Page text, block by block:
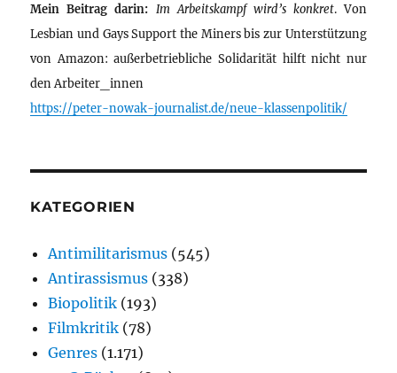
Mein Beitrag darin: Im Arbeitskampf wird’s konkret. Von
Lesbian und Gays Support the Miners bis zur Unterstützung
von Amazon: außerbetriebliche Solidarität hilft nicht nur
den Arbeiter_innen
https://peter-nowak-journalist.de/neue-klassenpolitik/
KATEGORIEN
Antimilitarismus (545)
Antirassismus (338)
Biopolitik (193)
Filmkritik (78)
Genres (1.171)